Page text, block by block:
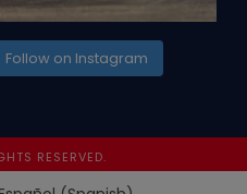
Follow on Instagram
RESERVED.